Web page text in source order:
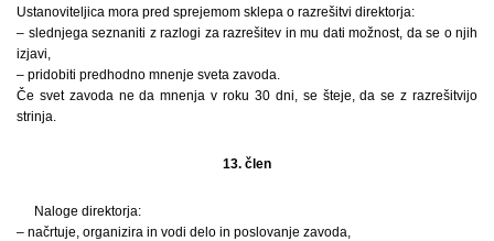
Ustanoviteljica mora pred sprejemom sklepa o razrešitvi direktorja:
– slednjega seznaniti z razlogi za razrešitev in mu dati možnost, da se o njih
izjavi,
– pridobiti predhodno mnenje sveta zavoda.
Če svet zavoda ne da mnenja v roku 30 dni, se šteje, da se z razrešitvijo
strinja.
13. člen
Naloge direktorja:
– načrtuje, organizira in vodi delo in poslovanje zavoda,